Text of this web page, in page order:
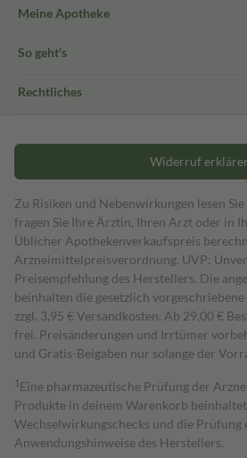
Meine Apotheke
So geht's
Rechtliches
Widerruf
Zu Risiken und Nebenwirkungen lesen
fragen Sie Ihre Ärztin, Ihren Arzt oder in
Üblicher Apothekenverkaufspreis
Arzneimittelpreisverordnung. UVP:
Preisempfehlung des Herstellers. Die
beinhalten die gesetzlich
zzgl. 3,95 € Versandkosten. Ab 29,00 €
frei. Preisänderungen und Irrtümer
und Gratis-Beigaben nur solange der
1 Eine pharmazeutische Prüfung der
Produkte in deinem Warenkorb
Wechselwirkungschecks und die Prüfung
Anwendungshinweise des Herstellers.